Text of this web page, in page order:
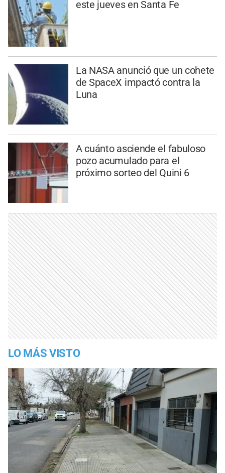
este jueves en Santa Fe
La NASA anunció que un cohete
de SpaceX impactó contra la
Luna
A cuánto asciende el fabuloso
pozo acumulado para el
próximo sorteo del Quini 6
LO MÁS VISTO